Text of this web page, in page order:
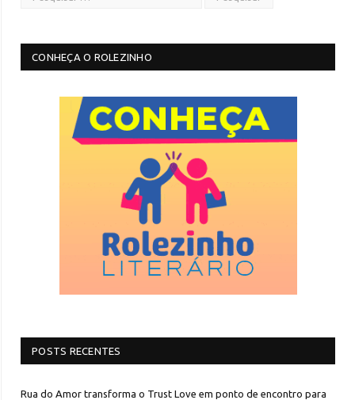
CONHEÇA O ROLEZINHO
POSTS RECENTES
Rua do Amor transforma o Trust Love em ponto de encontro para